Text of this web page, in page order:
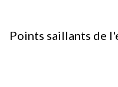
Points saillants de